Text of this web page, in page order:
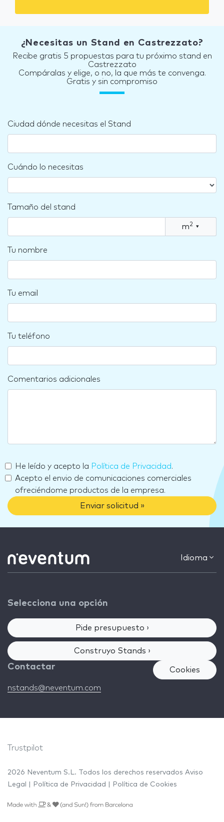
¿Necesitas un Stand en Castrezzato?
Recibe gratis 5 propuestas para tu próximo stand en
Castrezzato
Compáralas y elige, o no, la que más te convenga.
Gratis y sin compromiso
Ciudad dónde necesitas el Stand
Cuándo lo necesitas
Tamaño del stand
m2 ▾
Tu nombre
Tu email
Tu teléfono
Comentarios adicionales
He leído y acepto la Política de Privacidad.
Acepto el envio de comunicaciones comerciales
ofreciéndome productos de la empresa.
Enviar solicitud »
Idioma
Selecciona una opción
Pide presupuesto ›
Construyo Stands ›
Contactar
nstands@neventum.com
Cookies
Trustpilot
2026 Neventum S.L. Todos los derechos reservados Aviso
Legal
Política de Privacidad Política de Cookies